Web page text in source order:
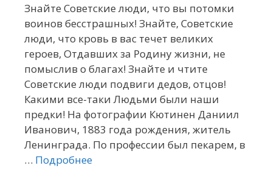
Знайте Советские люди, что вы потомки
воинов бесстрашных! Знайте, Советские
люди, что кровь в вас течет великих
героев, Отдавших за Родину жизни, не
помыслив о благах! Знайте и чтите
Советские люди подвиги дедов, отцов!
Какими все-таки Людьми были наши
предки! На фотографии Кютинен Даниил
Иванович, 1883 года рождения, житель
Ленинграда. По профессии был пекарем, в
… Подробнее